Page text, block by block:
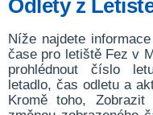
Odlety z
Níže najdete
čase pro letiště Fez v
prohlédnout číslo
letadlo, čas odletu a
Kromě toho,